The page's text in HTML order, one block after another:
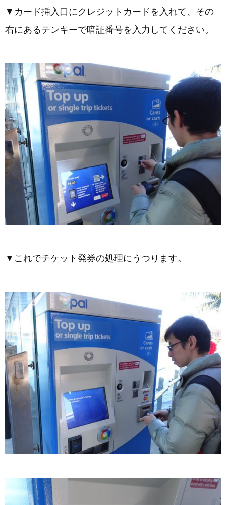
▼カード挿入口にクレジットカードを入れて、その
右にあるテンキーで暗証番号を入力してください。
▼これでチケット発券の処理にうつります。